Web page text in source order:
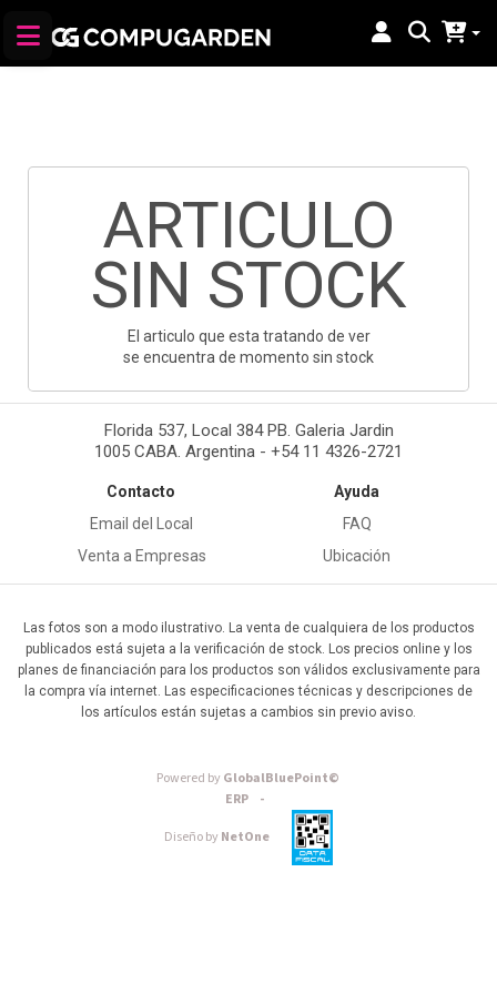
ARTICULO
SIN STOCK
El articulo que esta tratando de ver
se encuentra de momento sin stock
Florida 537, Local 384 PB. Galeria Jardin
1005 CABA. Argentina - +54 11 4326-2721
Contacto
Email del Local
Venta a Empresas
Ayuda
FAQ
Ubicación
Las fotos son a modo ilustrativo. La venta de cualquiera de los productos
publicados está sujeta a la verificación de stock. Los precios online y los
planes de financiación para los productos son válidos exclusivamente para
la compra vía internet. Las especificaciones técnicas y descripciones de
los artículos están sujetas a cambios sin previo aviso.
Powered byGlobalBluePoint©
ERP -
Diseño byNetOne